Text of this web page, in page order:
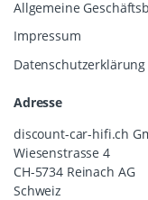
Allgemeine
Impressum
Datenschutzerklärung
Adresse
discount-car-hifi.ch
Wiesenstrasse 4
CH-5734 Reinach AG
Schweiz